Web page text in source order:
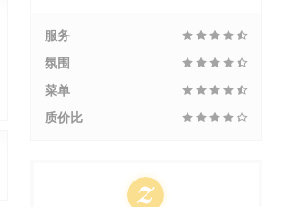
服务
氛围
菜单
质价比